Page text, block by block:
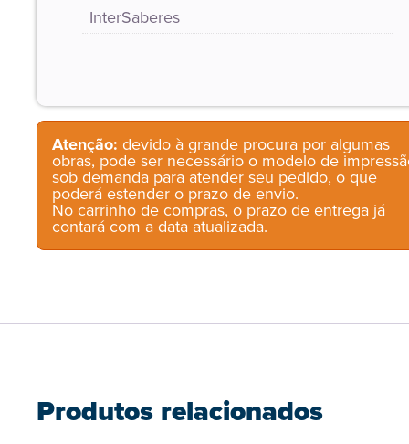
InterSaberes
Atenção: devido à grande procura por algumas
obras, pode ser necessário o modelo de
sob demanda para atender seu pedido, o que
poderá estender o prazo de envio.
No carrinho de compras, o prazo de entrega já
contará com a data atualizada.
Produtos relacionados